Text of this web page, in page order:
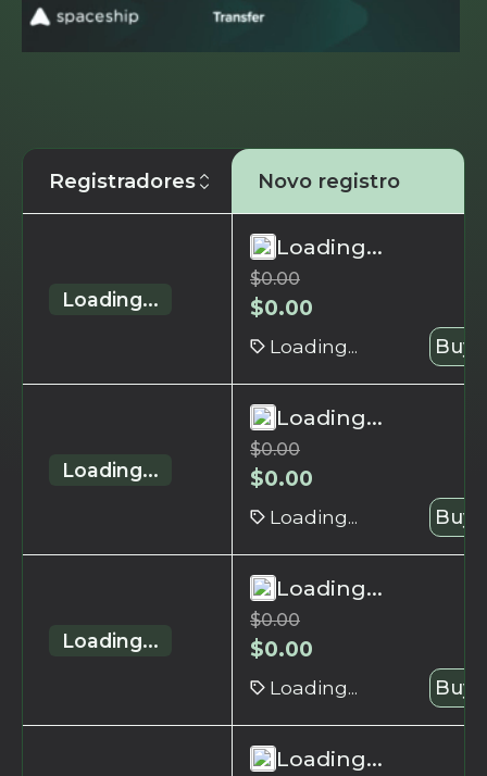
Registradores Novo registro
Loading...
Loading...
$0.00
$0.00
Loading... Buy
Loading...
Loading...
$0.00
$0.00
Loading... Buy
Loading...
Loading...
$0.00
$0.00
Loading... Buy
Loading...